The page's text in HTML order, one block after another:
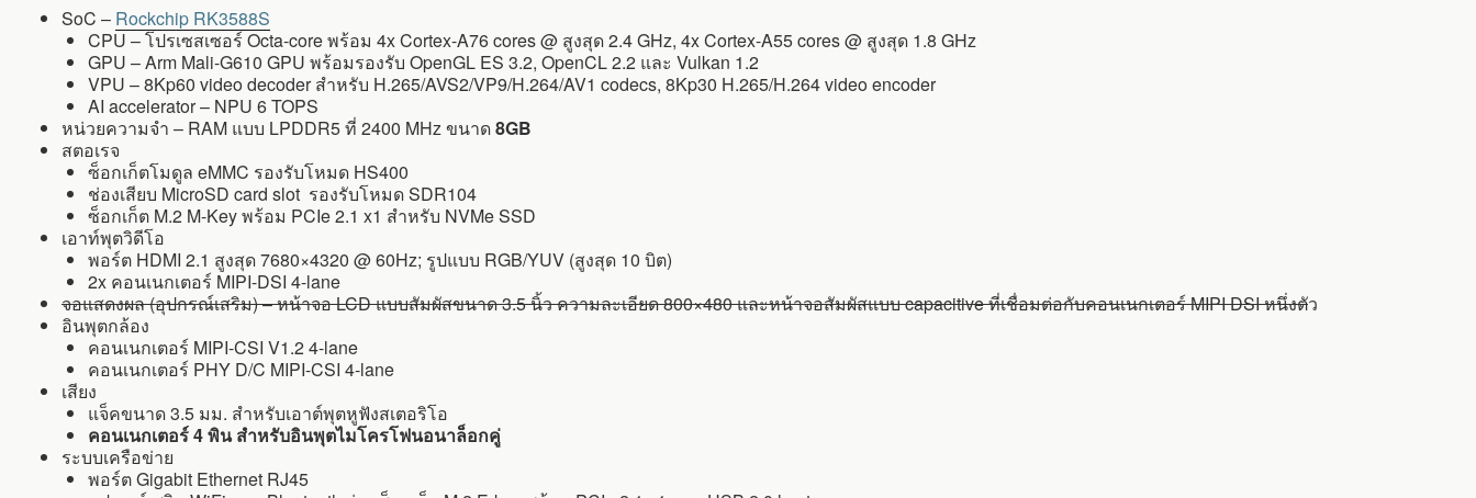
SoC – Rockchip RK3588S
CPU – โปรเซสเซอร์ Octa-core พร้อม 4x Cortex-A76 cores @ สูงสุด 2.4 GHz, 4x Cortex-A55 cores @ สูงสุด 1.8 GHz
GPU – Arm Mali-G610 GPU พร้อมรองรับ OpenGL ES 3.2, OpenCL 2.2 และ Vulkan 1.2
VPU – 8Kp60 video decoder สำหรับ H.265/AVS2/VP9/H.264/AV1 codecs, 8Kp30 H.265/H.264 video encoder
AI accelerator – NPU 6 TOPS
หน่วยความจำ – RAM แบบ LPDDR5 ที่ 2400 MHz ขนาด8GB
สตอเรจ
ซ็อกเก็ตโมดูล eMMC รองรับโหมด HS400
ช่องเสียบ MicroSD card slot รองรับโหมด SDR104
ซ็อกเก็ต M.2 M-Key พร้อม PCIe 2.1 x1 สำหรับ NVMe SSD
เอาท์พุตวิดีโอ
พอร์ต HDMI 2.1 สูงสุด 7680×4320 @ 60Hz; รูปแบบ RGB/YUV (สูงสุด 10 บิต)
2x คอนเนกเตอร์ MIPI-DSI 4-lane
จอแสดงผล (อุปกรณ์เสริม) – หน้าจอ LCD แบบสัมผัสขนาด 3.5 นิ้ว ความละเอียด 800×480 และหน้าจอสัมผัสแบบ capacitive ที่เชื่อมต่อกับคอนเนกเตอร์ MIPI DSI หนึ่งตัว
อินพุตกล้อง
คอนเนกเตอร์ MIPI-CSI V1.2 4-lane
คอนเนกเตอร์ PHY D/C MIPI-CSI 4-lane
เสียง
แจ็คขนาด 3.5 มม. สำหรับเอาต์พุตหูฟังสเตอริโอ
คอนเนกเตอร์ 4 พิน สำหรับอินพุตไมโครโฟนอนาล็อกคู่
ระบบเครือข่าย
พอร์ต Gigabit Ethernet RJ45